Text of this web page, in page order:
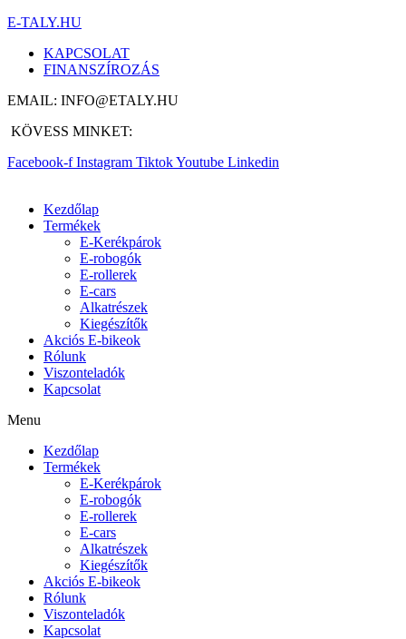
E-TALY.HU
KAPCSOLAT
FINANSZÍROZÁS
EMAIL: INFO@ETALY.HU
KÖVESS MINKET:
Facebook-f Instagram TiktokYoutube Linkedin
Kezdőlap
Termékek
E-Kerékpárok
E-robogók
E-rollerek
E-cars
Alkatrészek
Kiegészítők
Akciós E-bikeok
Rólunk
Viszonteladók
Kapcsolat
Menu
Kezdőlap
Termékek
E-Kerékpárok
E-robogók
E-rollerek
E-cars
Alkatrészek
Kiegészítők
Akciós E-bikeok
Rólunk
Viszonteladók
Kapcsolat